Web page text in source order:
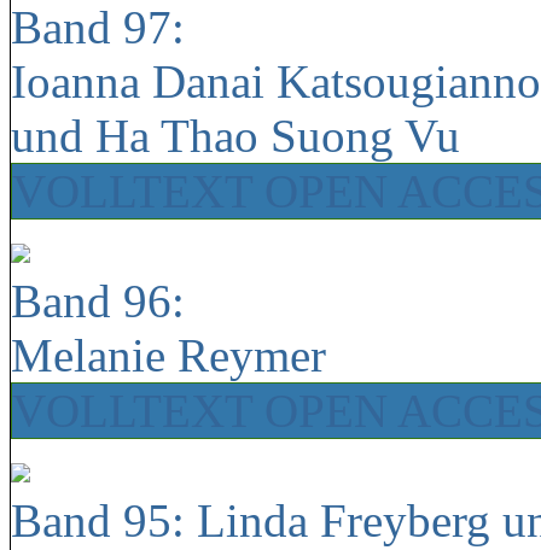
Band 97:
Ioanna Danai
und Ha Thao Suong Vu
Band 96:
Melanie Reymer
Band 95: Linda Freyberg